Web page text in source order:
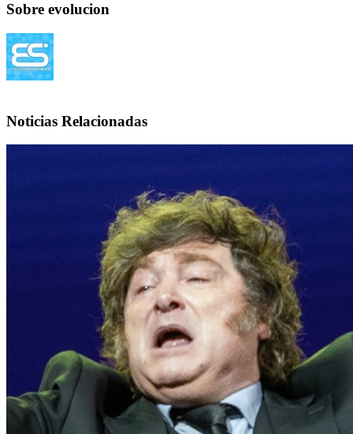
Sobre evolucion
Noticias Relacionadas